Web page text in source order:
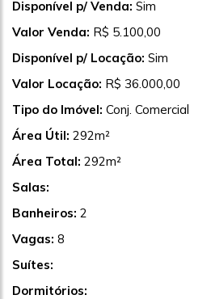
Disponível p/ Venda: Sim
Valor Venda: R$ 5.100,00
Disponível p/ Locação: Sim
Valor Locação: R$ 36.000,00
Tipo do Imóvel: Conj. Comercial
Área Útil: 292m²
Área Total: 292m²
Salas:
Banheiros: 2
Vagas: 8
Suítes:
Dormitórios: